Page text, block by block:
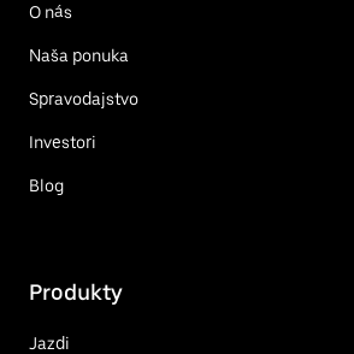
O nás
Naša ponuka
Spravodajstvo
Investori
Blog
Produkty
Jazdi